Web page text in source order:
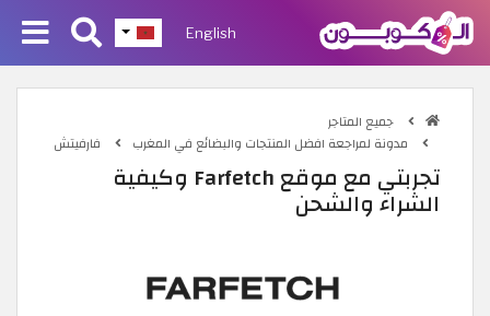
English
جميع المتاجر
مدونة لمراجعة افضل المنتجات والبضائع في المغرب
فارفيتش
تجربتي مع موقع Farfetch وكيفية
الشراء والشحن